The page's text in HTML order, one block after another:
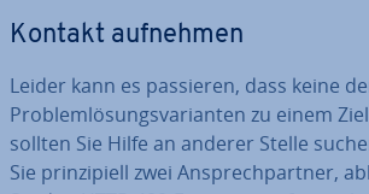
Kontakt aufnehmen
Leider kann es passieren, dass keine
Pro­blem­lö­sungs­va­ri­an­ten zu einem
sollten Sie Hilfe an anderer Stelle
Sie prin­zi­pi­ell zwei An­sprech­part­ner,